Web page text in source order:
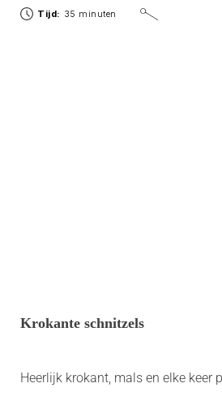
Tijd: 35 minuten
Krokante schnitzels
Heerlijk krokant, mals en elke keer